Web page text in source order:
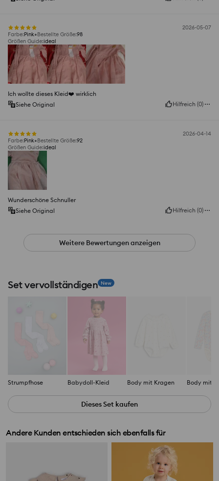
2026-05-07
Farbe:Pink Bestellte Größe:98
Größen Guide:ideal
Ich wollte dieses Kleid❤️ wirklich
Siehe Original
Hilfreich (0)
2026-04-14
Farbe:Pink Bestellte Größe:92
Größen Guide:ideal
Wunderschöne Schnuller
Siehe Original
Hilfreich (0)
Weitere Bewertungen anzeigen
Set vervollständigen New
Strumpfhose Babydoll-Kleid Body mit Kragen Body mit
Dieses Set kaufen
Andere Kunden entschieden sich ebenfalls für